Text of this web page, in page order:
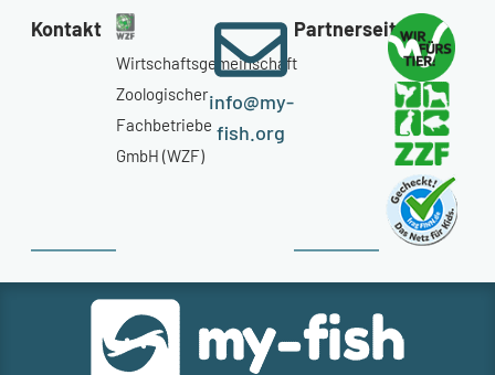
Kontakt
Wirtschaftsgemeinschaft
Zoologischer
Fachbetriebe
GmbH (WZF)
info@my-
fish.org
Partnerseiten